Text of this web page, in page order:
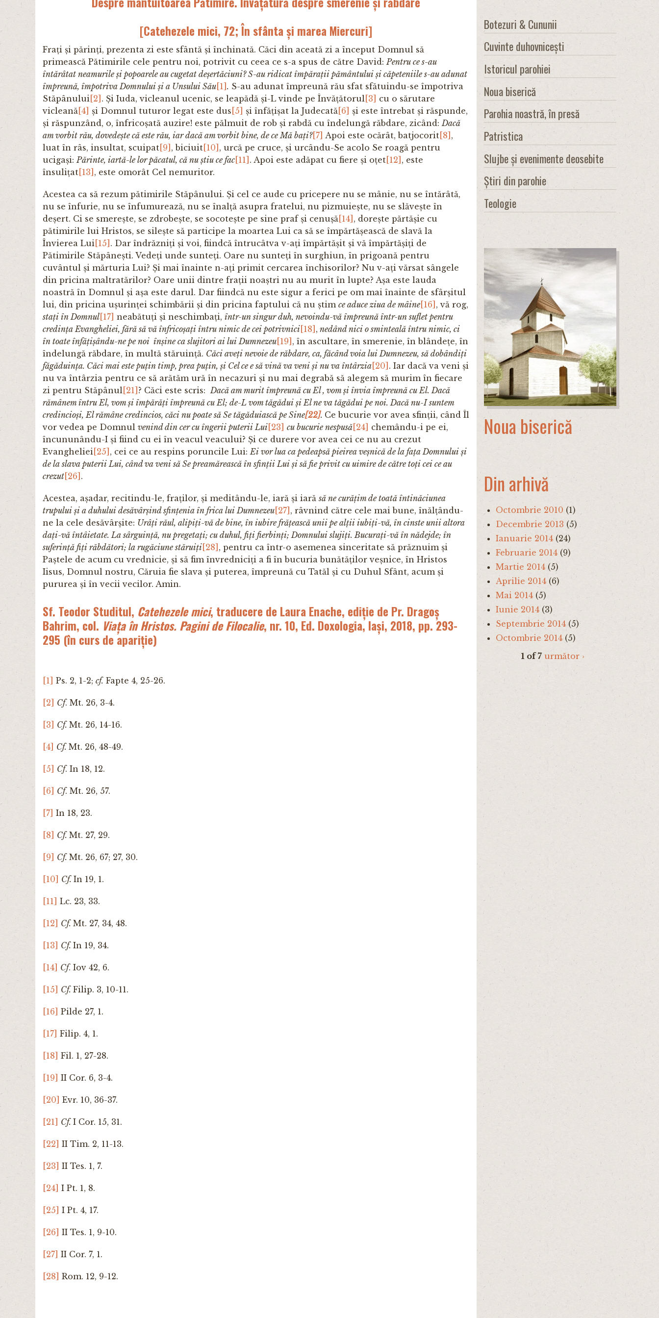
[Catehezele mici, 72; În sfânta și marea Miercuri]
Frați și părinți, prezenta zi este sfântă și închinată. Căci din aceată zi a început Domnul să
primească Pătimirile cele pentru noi, potrivit cu ceea ce s-a spus de către David:Pentru ce s-au
întărâtat neamurile și popoarele au cugetat deșertăciuni? S-au ridicat împărații pământului și căpeteniile s-au adunat
împreună, împotriva Domnului și a Unsului Său [1] . S-au adunat împreună rău sfat sfătuindu-se împotriva
Stăpânului [2] . Și Iuda, vicleanul ucenic, se leapădă și-L vinde pe Învățătorul [3]
cu o sărutare
vicleană [4] și Domnul tuturor legat este dus [5] și înfățișat la Judecată [6]
și este întrebat și răspunde,
și răspunzând, o, înfricoșată auzire! este pălmuit de rob și rabdă cu îndelungă răbdare, zicând:Dacă
am vorbit rău, dovedește că este rău, iar dacă am vorbit bine, de ce Mă bați?[7] Apoi este ocărât, batjocorit [8] ,
luat în râs, insultat, scuipat [9] , biciuit [10] , urcă pe cruce, și urcându-Se acolo Se roagă pentru
ucigași:Părinte, iartă-le lor păcatul, că nu știu ce fac [11] . Apoi este adăpat cu fiere și oțet [12] , este
însulițat [13] , este omorât Cel nemuritor.
Acestea ca să rezum pătimirile Stăpânului. Și cel ce aude cu pricepere nu se mânie, nu se întărâtă,
nu se înfurie, nu se înfumurează, nu se înalță asupra fratelui, nu pizmuiește, nu se slăvește în
deșert. Ci se smerește, se zdrobește, se socotește pe sine praf și cenușă [14] , dorește părtășie cu
pătimirile lui Hristos, se silește să participe la moartea Lui ca să se împărtășească de slavă la
Învierea Lui [15] . Dar îndrăzniți și voi, fiindcă întrucâtva v-ați împărtășit și vă împărtășiți de
Pătimirile Stăpânești. Vedeți unde sunteți. Oare nu sunteți în surghiun, în prigoană pentru
cuvântul și mărturia Lui? Și mai înainte n-ați primit cercarea închisorilor? Nu v-ați vărsat sângele
din pricina maltratărilor? Oare unii dintre frații noaștri nu au murit în lupte? Așa este lauda
noastră în Domnul și așa este darul. Dar fiindcă nu este sigur a ferici pe om mai înainte de sfârșitul
lui, din pricina ușurinței schimbării și din pricina faptului că nu știm ce aduce ziua de mâine [16] , vă rog,
stați în Domnul [17] neabătuți și neschimbați, într-un singur duh, nevoindu-vă împreună într-un suflet pentru
credința Evangheliei, fără să vă înfricoșați întru nimic de cei potrivnici [18] , nedând nici o sminteală întru nimic, ci
în toate înfățișându-ne pe noi înșine ca slujitori ai lui Dumnezeu [19] , în ascultare, în smerenie, în blândețe, în
îndelungă răbdare, în multă stăruință. Căci aveți nevoie de răbdare, ca, făcând voia lui Dumnezeu, să dobândiți
făgăduința. Căci mai este puțin timp, prea puțin, și Cel ce e să vină va veni și nu va întârzia [20] . Iar dacă va veni și
nu va întârzia pentru ce să arătăm ură în necazuri și nu mai degrabă să alegem să murim în fiecare
zi pentru Stăpânul [21] ? Căci este scris:Dacă am murit împreună cu El , vom și învia împreună cu El. Dacă
rămânem întru El, vom și împărăți împreună cu El; de-L vom tăgădui și El ne va tăgădui pe noi. Dacă nu-I suntem
credincioși, El rămâne credincios, căci nu poate să Se tăgăduiască pe Sine[22]. Ce bucurie vor avea sfinții, când Îl
vor vedea pe Domnul venind din cer cu îngerii puterii Lui [23] cu bucurie nespusă [24]
chemându-i pe ei,
încununându-I și fiind cu ei în veacul veacului? Și ce durere vor avea cei ce nu au crezut
Evangheliei [25] , cei ce au respins poruncile Lui:Ei vor lua ca pedeapsă pieirea veșnică de la fața Domnului și
de la slava puterii Lui, când va veni să Se preamărească în sfinții Lui și să fie privit cu uimire de către toți cei ce au
crezut [26] .
Acestea, așadar, recitindu-le, fraților, și meditându-le, iară și iarăsă ne curățim de toată întinăciunea
trupului și a duhului desăvârșind sfințenia în frica lui Dumnezeu [27] , râvnind către cele mai bune, înălțându-
ne la cele desăvârșite: Urâți răul, alipiți-vă de bine, în iubire frățească unii pe alții iubiți-vă, în cinste unii altora
dați-vă întâietate. La sârguință, nu pregetați; cu duhul, fiți fierbinți; Domnului slujiți. Bucurați-vă în nădejde; în
suferință fiți răbdători; la rugăciune stăruiți [28] , pentru ca într-o asemenea sinceritate să prăznuim și
Paștele de acum cu vrednicie, și să fim învredniciți a fi în bucuria bunătăților veșnice, în Hristos
Iisus, Domnul nostru, Căruia fie slava și puterea, împreună cu Tatăl și cu Duhul Sfânt, acum și
pururea și în vecii vecilor. Amin.
Sf. Teodor Studitul, Catehezele mici, traducere de Laura Enache, ediție de Pr. Dragoș
Bahrim, col. Viața în Hristos. Pagini de Filocalie, nr. 10, Ed. Doxologia, Iași, 2018, pp. 293-
295 (în curs de apariție)
[1] Ps. 2, 1-2; cf. Fapte 4, 25-26.
[2] Cf. Mt. 26, 3-4.
[3] Cf. Mt. 26, 14-16.
[4] Cf. Mt. 26, 48-49.
[5] Cf. In 18, 12.
[6] Cf. Mt. 26, 57.
[7] In 18, 23.
[8] Cf. Mt. 27, 29.
[9] Cf. Mt. 26, 67; 27, 30.
[10] Cf. In 19, 1.
[11] Lc. 23, 33.
[12] Cf. Mt. 27, 34, 48.
[13] Cf. In 19, 34.
[14] Cf. Iov 42, 6.
[15] Cf. Filip. 3, 10-11.
[16] Pilde 27, 1.
[17] Filip. 4, 1.
[18] Fil. 1, 27-28.
[19] II Cor. 6, 3-4.
[20] Evr. 10, 36-37.
[21] Cf. I Cor. 15, 31.
[22] II Tim. 2, 11-13.
[23] II Tes. 1, 7.
[24] I Pt. 1, 8.
[25] I Pt. 4, 17.
[26] II Tes. 1, 9-10.
[27] II Cor. 7, 1.
[28] Rom. 12, 9-12.
Botezuri & Cununii
Cuvinte duhovnicești
Istoricul parohiei
Noua biserică
Parohia noastră, în presă
Patristica
Slujbe și evenimente deosebite
Știri din parohie
Teologie
Noua biserică
Din arhivă
Octombrie 2010 (1)
Decembrie 2013 (5)
Ianuarie 2014 (24)
Februarie 2014 (9)
Martie 2014 (5)
Aprilie 2014 (6)
Mai 2014 (5)
Iunie 2014 (3)
Septembrie 2014 (5)
Octombrie 2014 (5)
1 of 7 următor ›